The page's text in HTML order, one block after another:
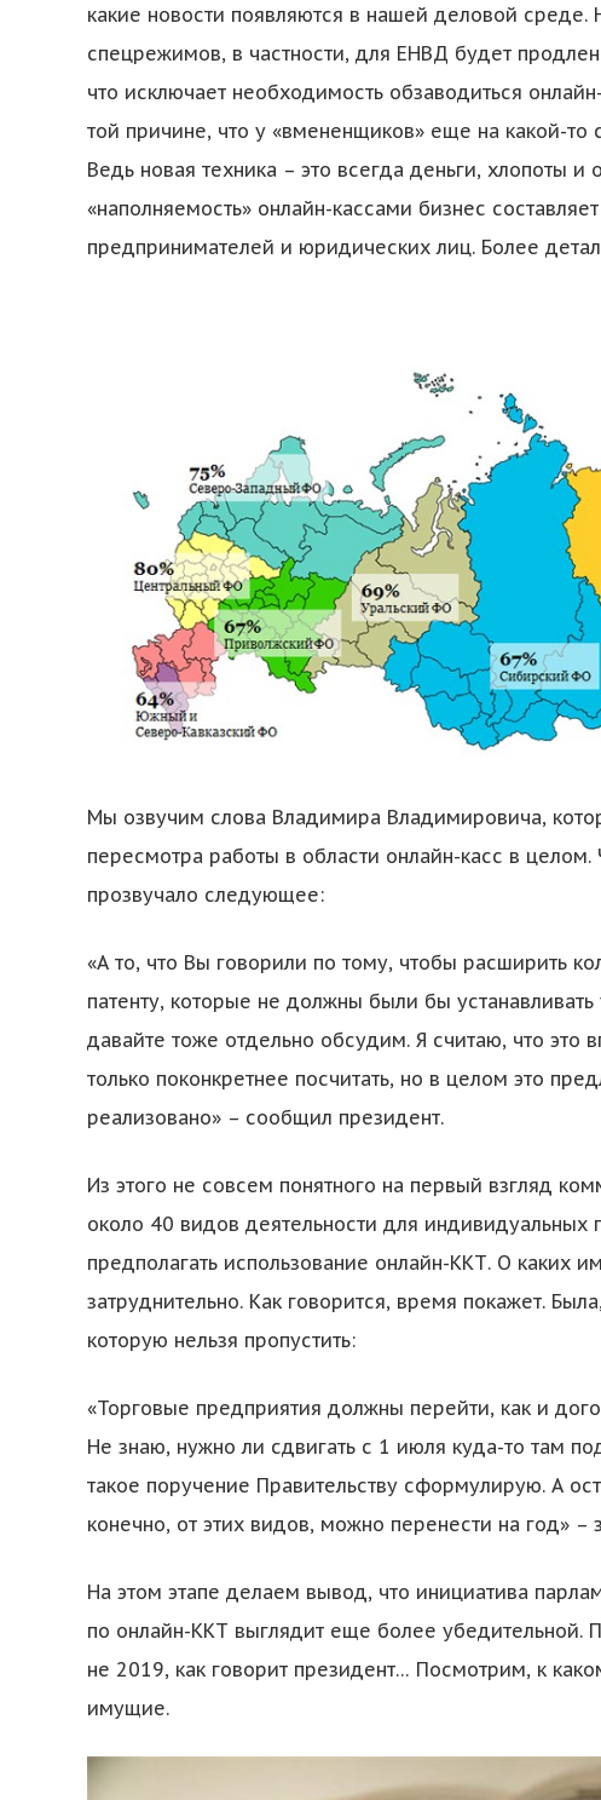
какие новости появляются в нашей деловой среде.
спецрежимов, в частности, для ЕНВД будет
что исключает необходимость обзаводиться
той причине, что у «вмененщиков» еще на какой-то
Ведь новая техника – это всегда деньги, хлопоты
«наполняемость» онлайн-кассами бизнес
предпринимателей и юридических лиц. Более
Мы озвучим слова Владимира Владимировича,
пересмотра работы в области онлайн-касс в
прозвучало следующее:
«А то, что Вы говорили по тому, чтобы расширить
патенту, которые не должны были бы
давайте тоже отдельно обсудим. Я считаю, что это
только поконкретнее посчитать, но в целом это
реализовано» – сообщил президент.
Из этого не совсем понятного на первый взгляд
около 40 видов деятельности для
предполагать использование онлайн-ККТ. О каких
затруднительно. Как говорится, время покажет.
которую нельзя пропустить:
«Торговые предприятия должны перейти, как и
Не знаю, нужно ли сдвигать с 1 июля куда-то там
такое поручение Правительству сформулирую. А
конечно, от этих видов, можно перенести на год» –
На этом этапе делаем вывод, что инициатива
по онлайн-ККТ выглядит еще более убедительной.
не 2019, как говорит президент… Посмотрим, к
имущие.